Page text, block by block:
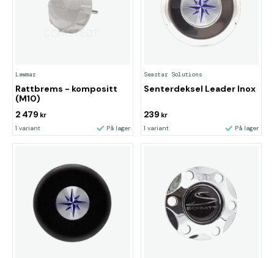
Lewmar
Rattbrems - kompositt
(M10)
2 479 kr
1 variant På lager
Seastar Solutions
Senterdeksel Leader Inox
239 kr
1 variant På lager